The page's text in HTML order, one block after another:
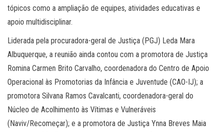
tópicos como a ampliação de equipes, atividades educativas e
apoio multidisciplinar.
Liderada pela procuradora-geral de Justiça (PGJ) Leda Mara
Albuquerque, a reunião ainda contou com a promotora de Justiça
Romina Carmen Brito Carvalho, coordenadora do Centro de Apoio
Operacional às Promotorias da Infância e Juventude (CAO-IJ); a
promotora Silvana Ramos Cavalcanti, coordenadora-geral do
Núcleo de Acolhimento às Vítimas e Vulneráveis
(Naviv/Recomeçar); e a promotora de Justiça Ynna Breves Maia